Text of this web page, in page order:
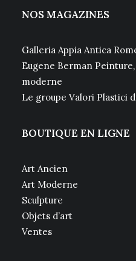
NOS MAGAZINES
Galleria Appia Antica
Eugene Berman
moderne
Le groupe Valori Plastici
BOUTIQUE EN LIGNE
Art Ancien
Art Moderne
Sculpture
Objets d’art
Ventes